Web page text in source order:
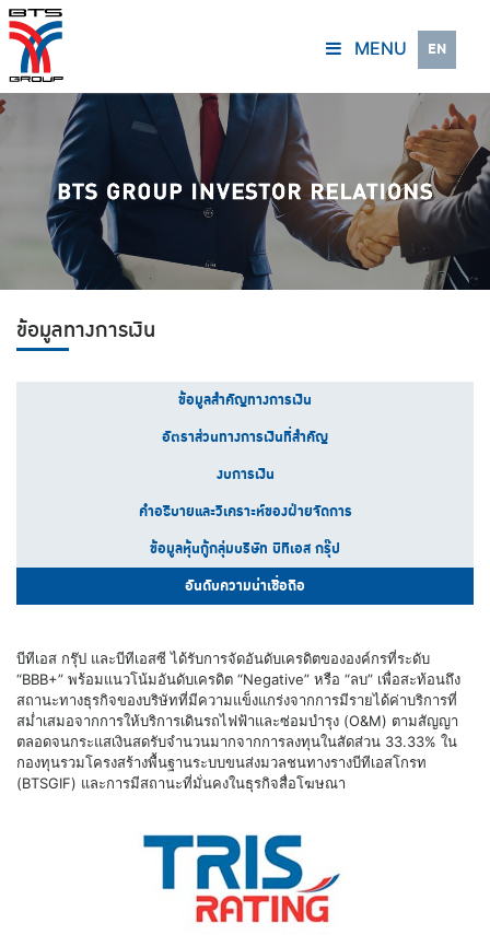
MENU EN
ข้อมูลทางการเงิน
ข้อมูลสำคัญทางการเงิน
อัตราส่วนทางการเงินที่สำคัญ
งบการเงิน
คำอธิบายและวิเคราะห์ของฝ่ายจัดการ
ข้อมูลหุ้นกู้กลุ่มบริษัท บีทีเอส กรุ๊ป
อันดับความน่าเชื่อถือ
บีทีเอส กรุ๊ป และบีทีเอสซี ได้รับการจัดอันดับเครดิตขององค์กรที่ระดับ
“BBB+” พร้อมแนวโน้มอันดับเครดิต “Negative” หรือ “ลบ” เพื่อสะท้อนถึง
สถานะทางธุรกิจของบริษัทที่มีความแข็งแกร่งจากการมีรายได้ค่าบริการที่
สม่ำเสมอจากการให้บริการเดินรถไฟฟ้าและซ่อมบำรุง (O&M) ตามสัญญา
ตลอดจนกระแสเงินสดรับจำนวนมากจากการลงทุนในสัดส่วน 33.33% ใน
กองทุนรวมโครงสร้างพื้นฐานระบบขนส่งมวลชนทางรางบีทีเอสโกรท
(BTSGIF) และการมีสถานะที่มั่นคงในธุรกิจสื่อโฆษณา